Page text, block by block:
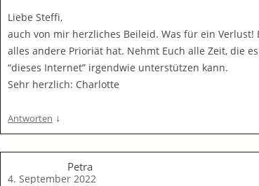
Liebe Steffi,
auch von mir herzliches Beileid. Was für ein
alles andere Prioriät hat. Nehmt Euch alle Zeit, die
“dieses Internet” irgendwie unterstützen kann.
Sehr herzlich: Charlotte
Antworten ↓
Petra
4. September 2022